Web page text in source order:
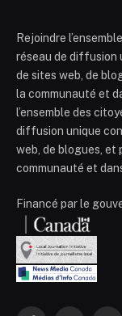
Rejoindre
réseau de diffusion
de sites web, de
la communauté et
l’ensemble des
diffusion unique
web, de blogues, et
communauté et
Financé par le